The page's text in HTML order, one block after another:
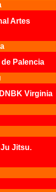
Artes
Palencia
Virginia
Jitsu.